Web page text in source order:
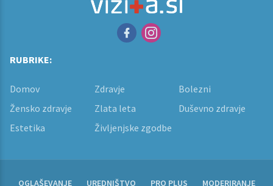
RUBRIKE:
Domov Zdravje
Bolezni
Žensko zdravje
Zlata leta
Duševno zdravje
Estetika
Življenjske zgodbe
OGLAŠEVANJE UREDNIŠTVO PRO PLUS MODERIRANJE